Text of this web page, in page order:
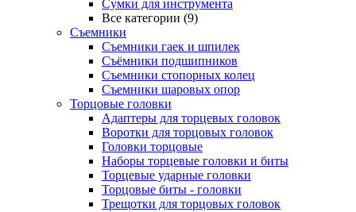
Сумки для инструмента
Все категории (9)
Съемники
Съемники гаек и шпилек
Съёмники подшипников
Съемники стопорных колец
Съемники шаровых опор
Торцовые головки
Адаптеры для торцевых головок
Воротки для торцовых головок
Головки торцовые
Наборы торцевые головки и биты
Торцевые ударные головки
Торцовые биты - головки
Трещотки для торцовых головок